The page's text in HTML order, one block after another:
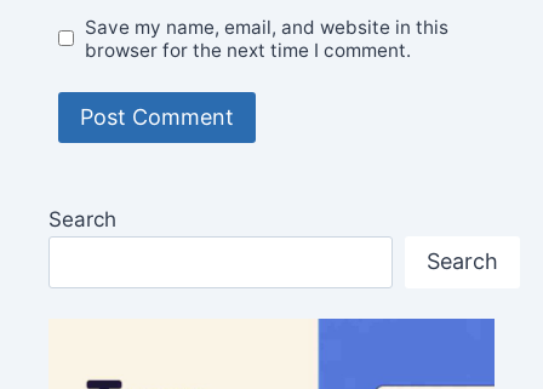
Save my name, email, and website in this
browser for the next time I comment.
Search
Search